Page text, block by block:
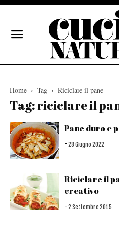
Home Tag Riciclare il pane
Tag: riciclare il
Pane duro e
- 28 Giugno 2022
Riciclare il
creativo
- 2 Settembre 2015